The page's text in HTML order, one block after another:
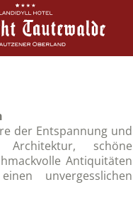
der Entspannung und
schöne
Antiquitäten
unvergesslichen